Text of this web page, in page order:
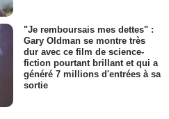
"Je remboursais mes dettes" :
Gary Oldman se montre très
dur avec ce film de science-
fiction pourtant brillant et qui a
généré 7 millions d'entrées à sa
sortie